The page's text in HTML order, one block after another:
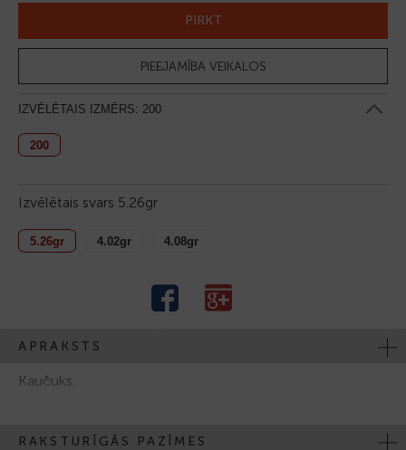
PIRKT
PIEEJAMĪBA VEIKALOS
IZVĒLĒTAIS IZMĒRS: 200
200
Izvēlētais svars 5.26gr
5.26gr 4.02gr 4.08gr
APRAKSTS
Kaučuks.
RAKSTURĪGĀS PAZĪMES